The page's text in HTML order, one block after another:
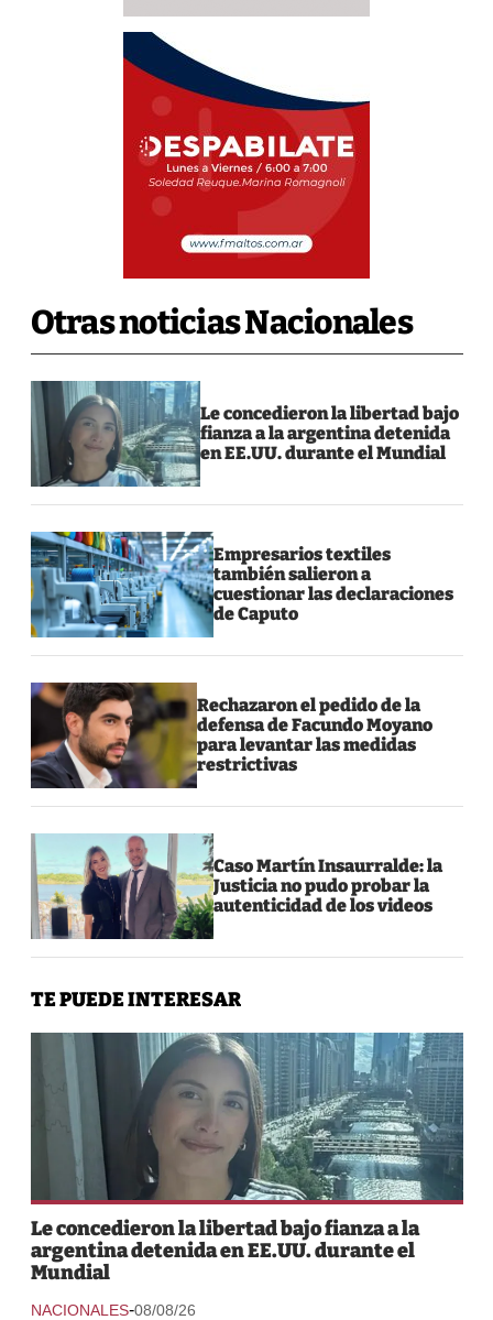
Otras noticias Nacionales
Le concedieron la libertad bajo
fianza a la argentina detenida
en EE.UU. durante el Mundial
Empresarios textiles
también salieron a
cuestionar las declaraciones
de Caputo
Rechazaron el pedido de la
defensa de Facundo Moyano
para levantar las medidas
restrictivas
Caso Martín Insaurralde: la
Justicia no pudo probar la
autenticidad de los videos
TE PUEDE INTERESAR
Le concedieron la libertad bajo fianza a la
argentina detenida en EE.UU. durante el
Mundial
NACIONALES-08/08/26